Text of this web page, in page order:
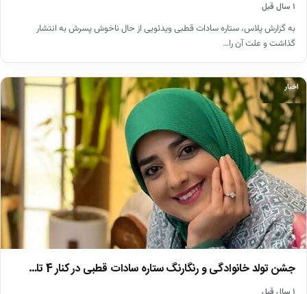
۱ سال قبل
به گزارش پلاس، ستاره سادات قطبی ویدئویی از حال ناخوش پسرش به انتشار
گذاشت و علت آن را…
اخبار
جشن تولد خانوادگی و رنگارنگ ستاره سادات قطبی در کنار 4 تا…